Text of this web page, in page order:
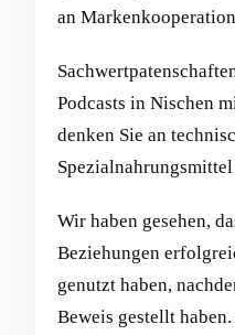
an
Podcasts in Nischen
denken Sie an
Wir haben gesehen,
Beziehungen
genutzt haben,
Beweis gestellt